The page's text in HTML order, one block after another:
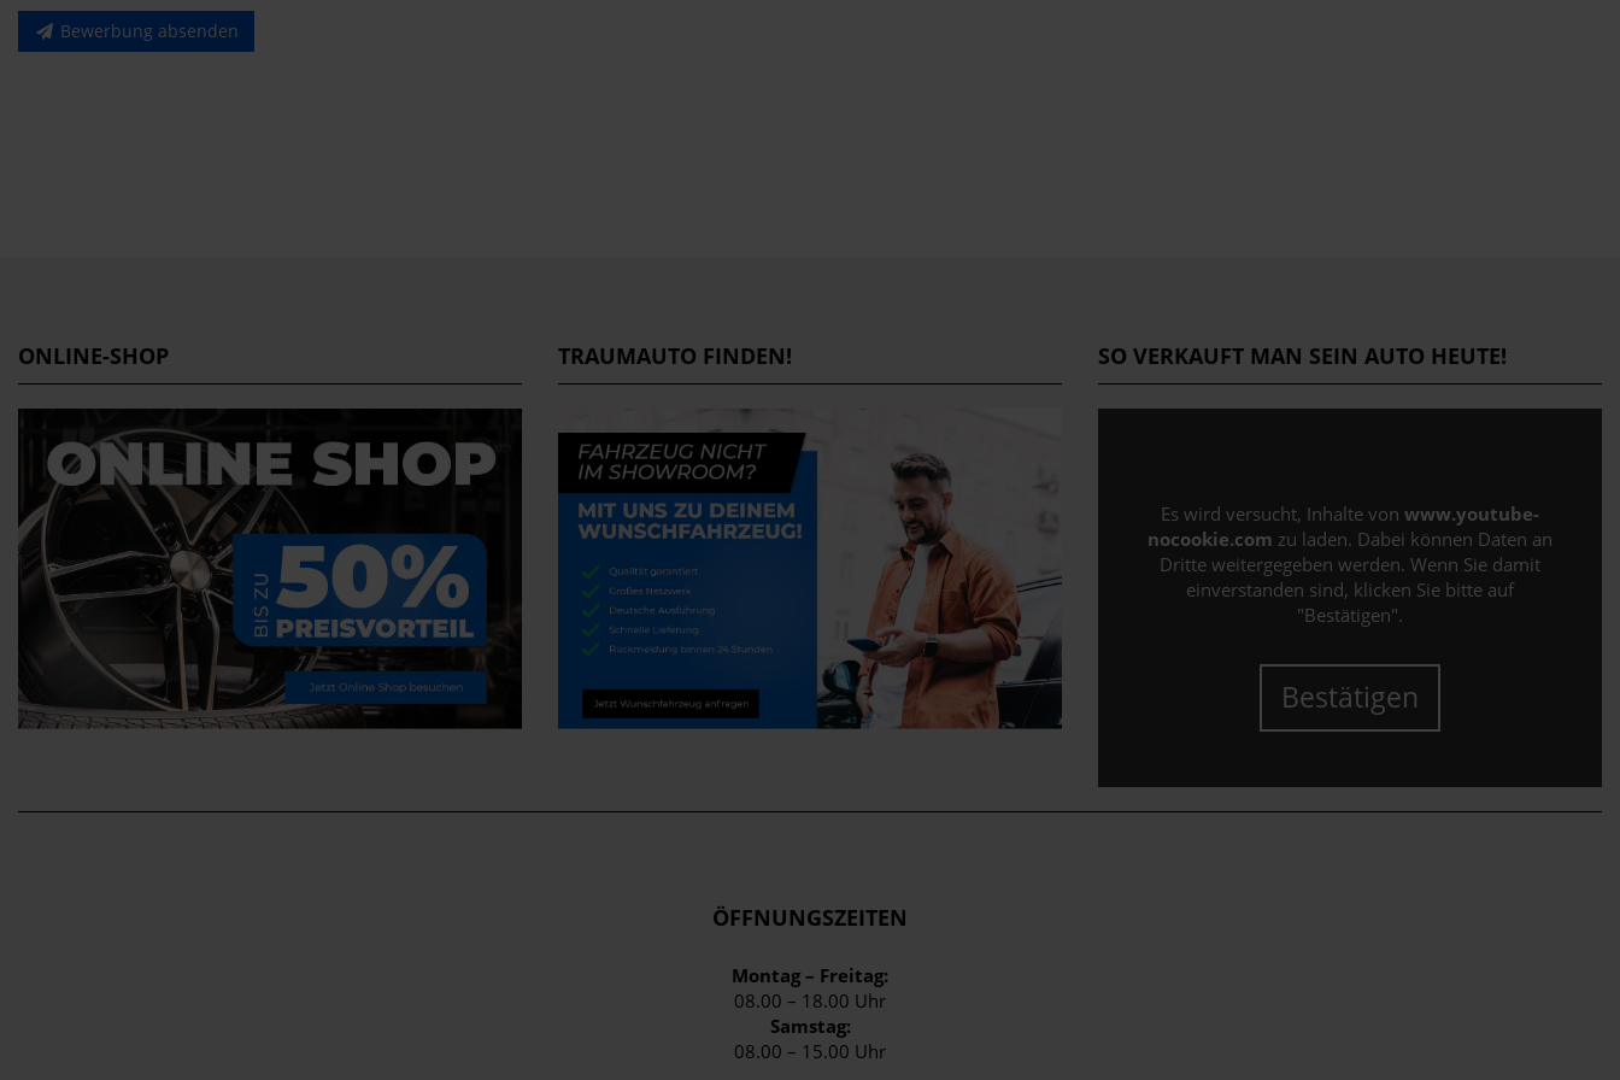
Bewerbung absenden
ONLINE-SHOP TRAUMAUTO FINDEN! SO VERKAUFT MAN SEIN AUTO HEUTE!
Es wird versucht, Inhalte von www.youtube-
nocookie.com zu laden. Dabei können Daten an
Dritte weitergegeben werden. Wenn Sie damit
einverstanden sind, klicken Sie bitte auf
"Bestätigen".
Bestätigen
ÖFFNUNGSZEITEN
Montag – Freitag:
08.00 – 18.00 Uhr
Samstag:
08.00 – 15.00 Uhr